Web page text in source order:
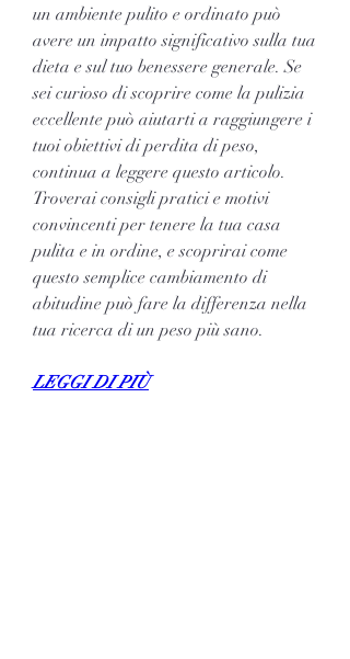
un ambiente pulito e ordinato può
avere un impatto significativo sulla tua
dieta e sul tuo benessere generale. Se
sei curioso di scoprire come la pulizia
eccellente può aiutarti a raggiungere i
tuoi obiettivi di perdita di peso,
continua a leggere questo articolo.
Troverai consigli pratici e motivi
convincenti per tenere la tua casa
pulita e in ordine, e scoprirai come
questo semplice cambiamento di
abitudine può fare la differenza nella
tua ricerca di un peso più sano.
LEGGI DI PIÙ